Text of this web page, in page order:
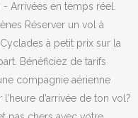
Arrivées en temps réel.
Réserver un vol à
à petit prix sur la
Bénéficiez de tarifs
compagnie aérienne
d’arrivée de ton vol?